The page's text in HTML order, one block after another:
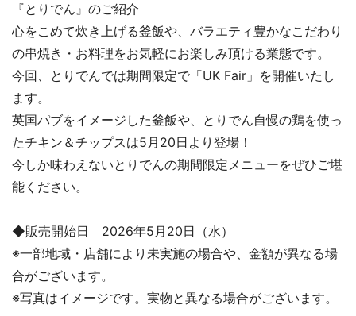
『とりでん』のご紹介
心をこめて炊き上げる釜飯や、バラエティ豊かなこだわり
の串焼き・お料理をお気軽にお楽しみ頂ける業態です。
今回、とりでんでは期間限定で「UK Fair」を開催いたし
ます。
英国パブをイメージした釜飯や、とりでん自慢の鶏を使っ
たチキン＆チップスは5月20日より登場！
今しか味わえないとりでんの期間限定メニューをぜひご堪
能ください。
◆販売開始日 2026年5月20日（水）
※一部地域・店舗により未実施の場合や、金額が異なる場
合がございます。
※写真はイメージです。実物と異なる場合がございます。